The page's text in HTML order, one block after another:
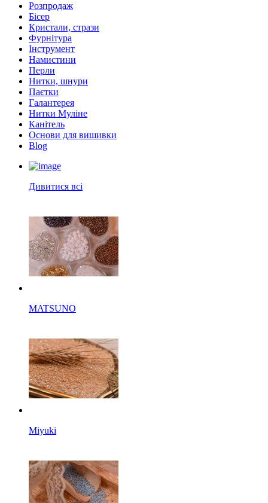
Розпродаж
Бісер
Кристали, стрази
Фурнітура
Інструмент
Намистини
Перли
Нитки, шнури
Паєтки
Галантерея
Нитки Муліне
Канітель
Основи для вишивки
Blog
Дивитися всі
MATSUNO
Miyuki